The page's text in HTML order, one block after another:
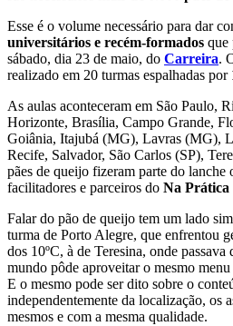
Esse é o volume necessário para dar
universitários e recém-formados que
sábado, dia 23 de maio, do Carreira.
realizado em 20 turmas espalhadas por
As aulas aconteceram em São Paulo,
Horizonte, Brasília, Campo Grande,
Goiânia, Itajubá (MG), Lavras (MG),
Recife, Salvador, São Carlos (SP),
pães de queijo fizeram parte do lanche
facilitadores e parceiros do Na Prática
Falar do pão de queijo tem um lado
turma de Porto Alegre, que enfrentou
dos 10ºC, à de Teresina, onde
mundo pôde aproveitar o mesmo menu
E o mesmo pode ser dito sobre o
independentemente da localização, os
mesmos e com a mesma qualidade.